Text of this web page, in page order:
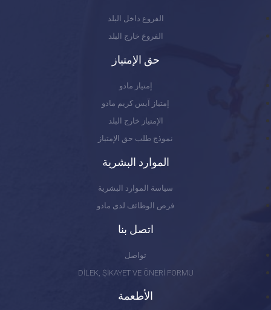
الفروع داخل البلد
الفروع خارج البلد
حق الإمتياز
إمتياز مادو
إمتياز آيس كريم مادو
الإمتياز خارج البلد
نموذج طلب حق الإمتياز
الموارد البشرية
سياسة الموارد البشرية
فرص الوظائف لدى مادو
اتصل بنا
تواصل
DİLEK, ŞİKAYET VE ÖNERİ FORMU
الأطعمة